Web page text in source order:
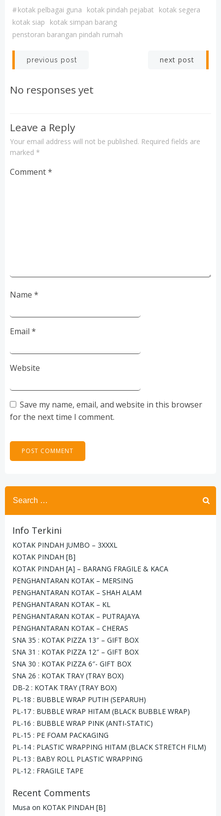
#kotak pelbagai guna kotak pindah pejabat
kotak segera
kotak siap
kotak simpan barang
penstoran barangan pindah rumah
Post
navigation
previous post next post
No responses yet
Leave a Reply
Your email address will not be published. Required fields are
marked *
Comment*
Name *
Email *
Website
Save my name, email, and website in this browser
for the next time I comment.
Search
for:
Info Terkini
KOTAK PINDAH JUMBO – 3XXXL
KOTAK PINDAH [B]
KOTAK PINDAH [A] – BARANG FRAGILE & KACA
PENGHANTARAN KOTAK – MERSING
PENGHANTARAN KOTAK – SHAH ALAM
PENGHANTARAN KOTAK – KL
PENGHANTARAN KOTAK – PUTRAJAYA
PENGHANTARAN KOTAK – CHERAS
SNA 35 : KOTAK PIZZA 13″ – GIFT BOX
SNA 31 : KOTAK PIZZA 12″ – GIFT BOX
SNA 30 : KOTAK PIZZA 6″- GIFT BOX
SNA 26 : KOTAK TRAY (TRAY BOX)
DB-2 : KOTAK TRAY (TRAY BOX)
PL-18 : BUBBLE WRAP PUTIH (SEPARUH)
PL-17 : BUBBLE WRAP HITAM (BLACK BUBBLE WRAP)
PL-16 : BUBBLE WRAP PINK (ANTI-STATIC)
PL-15 : PE FOAM PACKAGING
PL-14 : PLASTIC WRAPPING HITAM (BLACK STRETCH FILM)
PL-13 : BABY ROLL PLASTIC WRAPPING
PL-12 : FRAGILE TAPE
Recent Comments
Musa on KOTAK PINDAH [B]